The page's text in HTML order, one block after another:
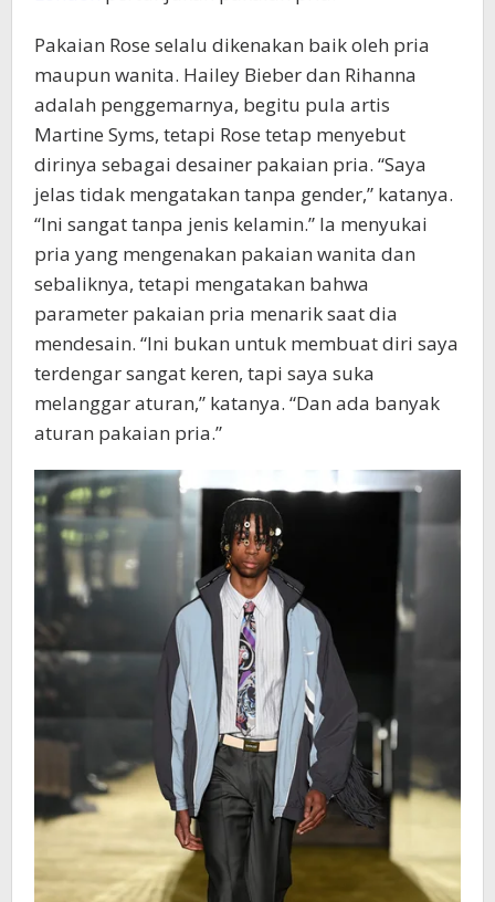
Pakaian Rose selalu dikenakan baik oleh pria
maupun wanita. Hailey Bieber dan Rihanna
adalah penggemarnya, begitu pula artis
Martine Syms, tetapi Rose tetap menyebut
dirinya sebagai desainer pakaian pria. “Saya
jelas tidak mengatakan tanpa gender,” katanya.
“Ini sangat tanpa jenis kelamin.” Ia menyukai
pria yang mengenakan pakaian wanita dan
sebaliknya, tetapi mengatakan bahwa
parameter pakaian pria menarik saat dia
mendesain. “Ini bukan untuk membuat diri saya
terdengar sangat keren, tapi saya suka
melanggar aturan,” katanya. “Dan ada banyak
aturan pakaian pria.”